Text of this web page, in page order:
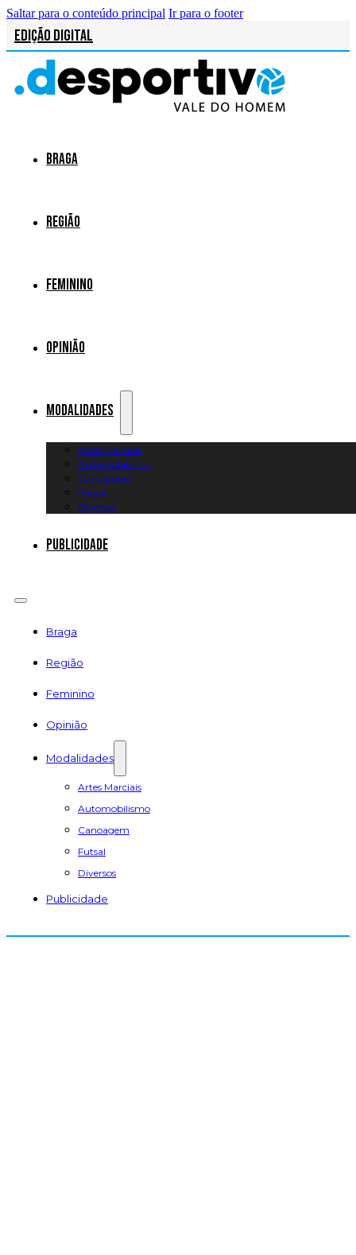
Saltar para o conteúdo principal Ir para o footer
Edição Digital
Braga
Região
Feminino
Opinião
Modalidades
Artes Marciais
Automobilismo
Canoagem
Futsal
Diversos
Publicidade
Braga
Região
Feminino
Opinião
Modalidades
Artes Marciais
Automobilismo
Canoagem
Futsal
Diversos
Publicidade